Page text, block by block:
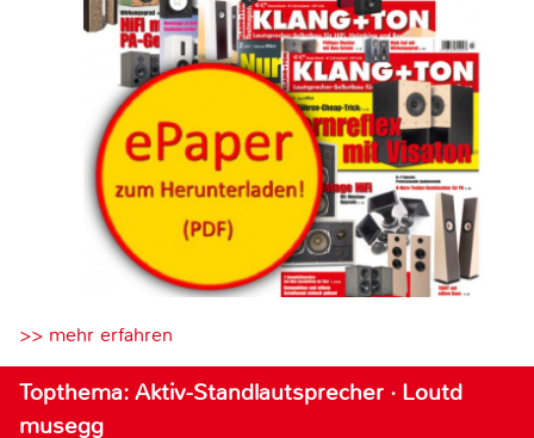
>> mehr erfahren
Topthema: Aktiv-Standlautsprecher · Loutd
musegg